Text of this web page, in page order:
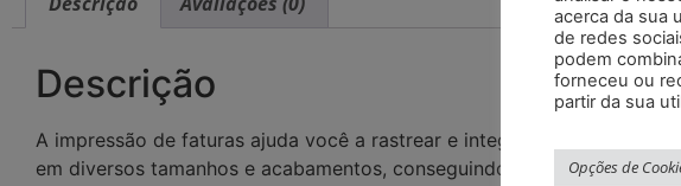
Descrição
A impressão de faturas ajuda você a rastrear e integrar informações
em diversos tamanhos e acabamentos, conseguindo a customização
acerca da sua
de redes
podem
forneceu ou
partir da sua
Opções de